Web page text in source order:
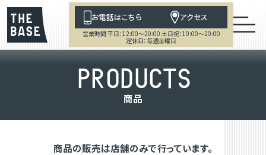
お電話はこちら アクセス
営業時間 平日：12:00～20:00 土日祝：10:00～20:00
定休日：毎週金曜日
PRODUCTS
商品
商品の販売は店舗のみで行っています。